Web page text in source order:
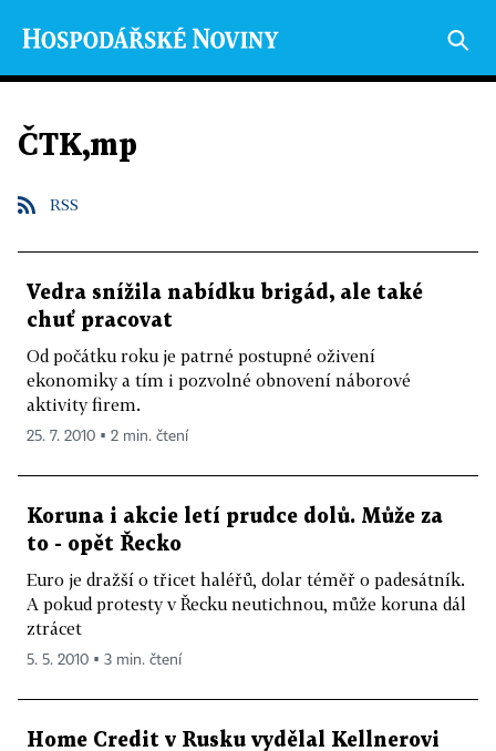
ČTK,mp
RSS
Vedra snížila nabídku brigád, ale také
chuť pracovat
Od počátku roku je patrné postupné oživení
ekonomiky a tím i pozvolné obnovení náborové
aktivity firem.
25. 7. 2010 ▪ 2 min. čtení
Koruna i akcie letí prudce dolů. Může za
to - opět Řecko
Euro je dražší o třicet haléřů, dolar téměř o padesátník.
A pokud protesty v Řecku neutichnou, může koruna dál
ztrácet
5. 5. 2010 ▪ 3 min. čtení
Home Credit v Rusku vydělal Kellnerovi